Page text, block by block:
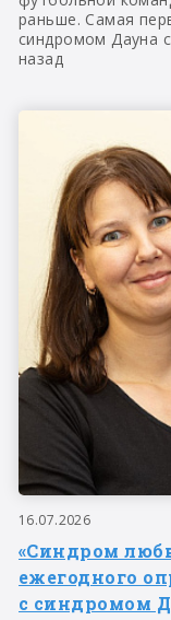
раньше. Самая
синдромом Дауна
назад
16.07.2026
«Синдром
ежегодного
с синдромом